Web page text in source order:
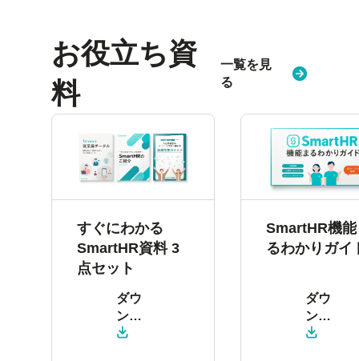
お役立ち資
料
一覧を見
る
すぐにわかる
SmartHR資料 3
点セット
ダウ
ン
ロー
SmartHR機
るわかりガイ
ダウ
ン
ロー